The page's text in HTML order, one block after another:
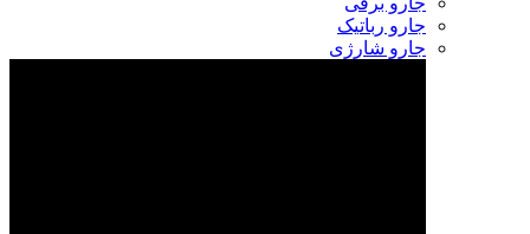
جارو رباتیک
جارو شارژی